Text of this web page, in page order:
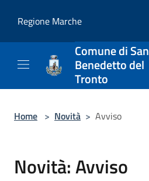
Regione Marche
Comune di San
Benedetto del
Tronto
Home > Novità > Avviso
Novità: Avviso